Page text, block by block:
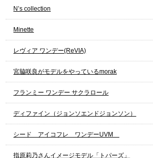
N’s collection
Minette
レヴィア ワンデー(ReVIA)
宮脇咲良がモデルをやっているmorak
フランミー ワンデー サクラロール
ディファイン（ジョンソエンドジョンソン）
シード アイコフレ ワンデーUVM
指原莉乃さんイメージモデル「トパーズ」